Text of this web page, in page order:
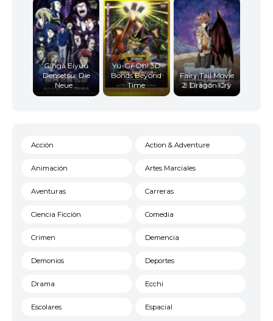
Ginga Eiyuu
Densetsu: Die
Neue...
Yu-Gi-Oh! 3D
Bonds Beyond
Time
Fairy Tail Movie
2: Dragon Cry
Acción Action & Adventure
Animación Artes Marciales
Aventuras Carreras
Ciencia Ficción Comedia
Crimen Demencia
Demonios Deportes
Drama Ecchi
Escolares Espacial